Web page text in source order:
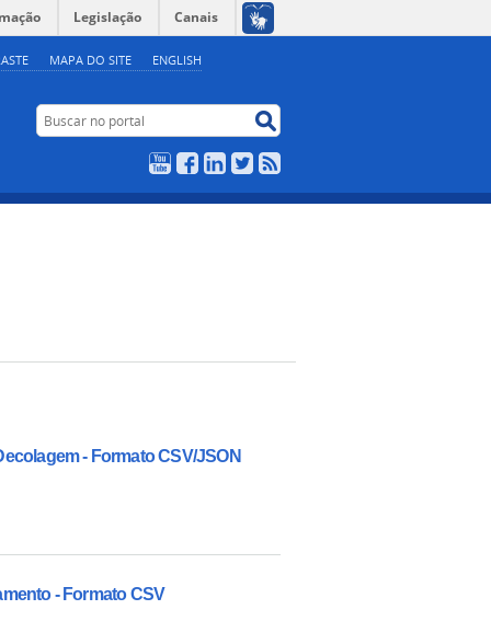
MAPA DO SITE ENGLISH
Legislação Canais
Buscar no portal
YouTubeFacebookLinkedIn
Twitter
- Formato CSV/JSON
- Formato CSV